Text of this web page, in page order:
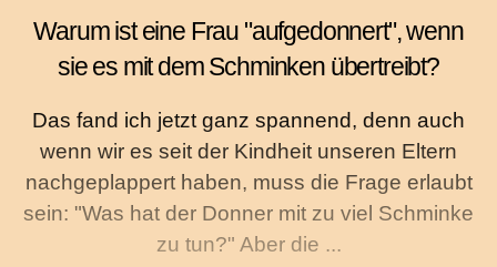
Warum ist eine Frau "aufgedonnert", wenn
sie es mit dem Schminken übertreibt?
Das fand ich jetzt ganz spannend, denn auch
wenn wir es seit der Kindheit unseren Eltern
nachgeplappert haben, muss die Frage erlaubt
sein: "Was hat der Donner mit zu viel Schminke
zu tun?" Aber die ...